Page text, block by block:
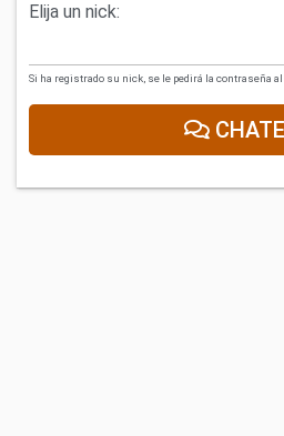
Elija un nick:
Si ha registrado su nick, se le pedirá la contraseña al